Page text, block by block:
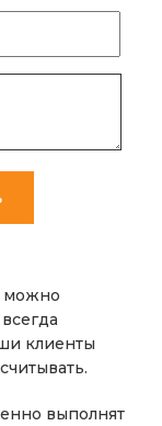
можно
клиенты
выполнят